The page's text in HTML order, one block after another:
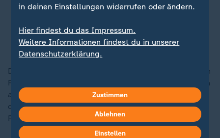
clever befüllen
So gelingt der Schulanfang in der Grundschule
Die Zahl der Schulanfängerinnen und Schulanfänger an
Förderschulen stieg um 0,5 Prozent. Sie sank dagegen
an Grundschulen (minus 2,3 Prozent), Schularten mit
drei Bildungsgängen (minus 2,0 Prozent) sowie an
Freien Waldorfschulen (minus 4,0 Prozent).
in deinen Einstellungen widerrufen oder ändern.
Hier findest du das Impressum.
Weitere Informationen findest du in unserer
Datenschutzerklärung.
Zustimmen
Ablehnen
Einstellen